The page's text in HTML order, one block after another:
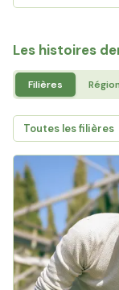
Les histoires
Filières